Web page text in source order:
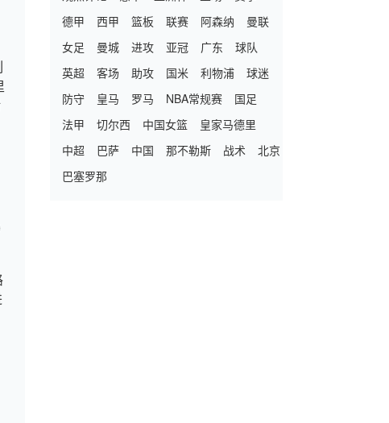
德甲
西甲 篮板 联赛 阿森纳
曼联
女足
曼城 进攻 亚冠 广东
球队
英超
客场 助攻 国米 利物浦
球迷
防守
皇马 罗马 NBA常规赛
国足
法甲
切尔西 中国女篮
皇家马德里
中超
巴萨 中国 那不勒斯 战术
北京
巴塞罗那